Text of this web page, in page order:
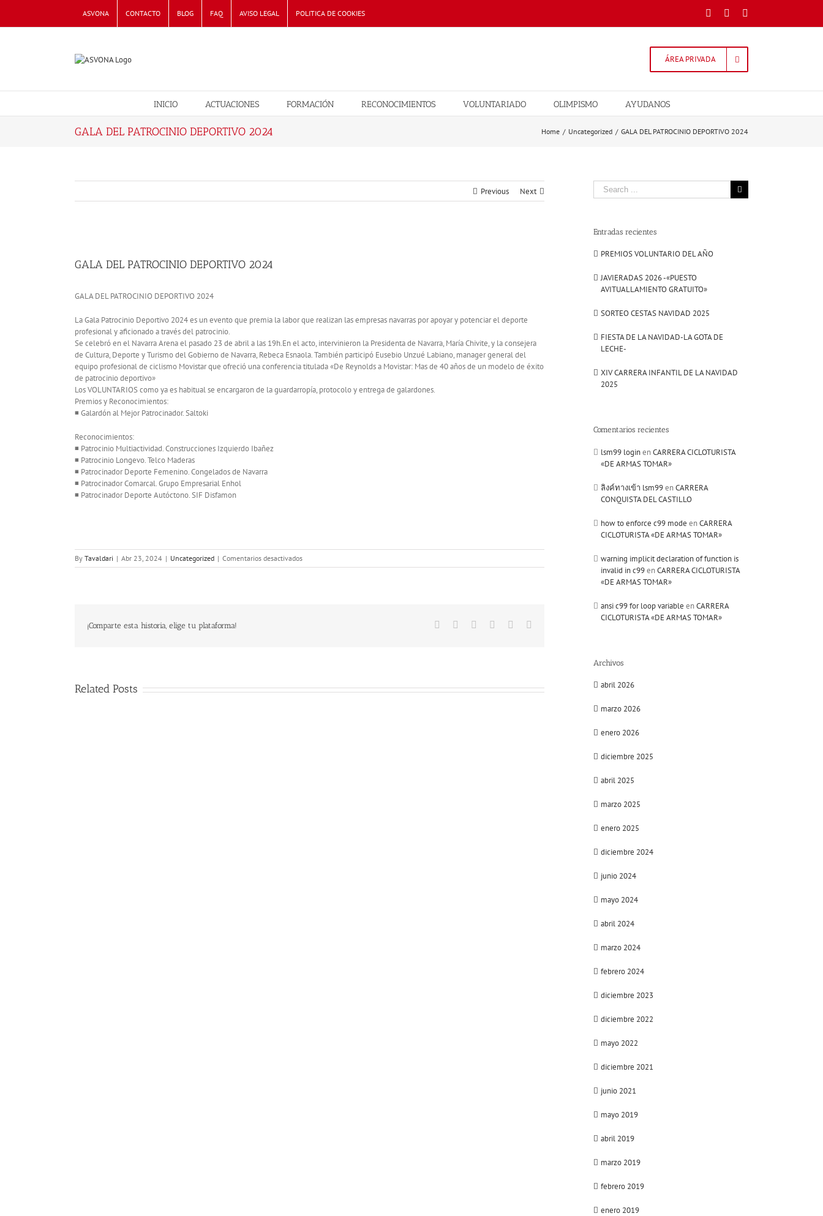
content
ASVONA CONTACTO BLOG FAQ AVISO LEGAL POLITICA DE COOKIES Facebook
Twitter
ÁREA PRIVADA
INICIO ACTUACIONES FORMACIÓN RECONOCIMIENTOS VOLUNTARIADO OLIMPISMO AYUDANOS
GALA DEL PATROCINIO DEPORTIVO 2024 Home / Uncategorized / GALA DEL PATROCINIO DEPORTIVO 2024
Previous Next
Image
GALA DEL PATROCINIO DEPORTIVO 2024
GALA DEL PATROCINIO DEPORTIVO 2024
La Gala Patrocinio Deportivo 2024 es un evento que premia la labor que realizan las empresas navarras por apoyar y potenciar el deporte
profesional y aficionado a través del patrocinio.
Se celebró en el Navarra Arena el pasado 23 de abril a las 19h.En el acto, intervinieron la Presidenta de Navarra, María Chivite, y la consejera
de Cultura, Deporte y Turismo del Gobierno de Navarra, Rebeca Esnaola. También participó Eusebio Unzué Labiano, manager general del
equipo profesional de ciclismo Movistar que ofreció una conferencia titulada «De Reynolds a Movistar: Mas de 40 años de un modelo de éxito
de patrocinio deportivo»
Los VOLUNTARIOS como ya es habitual se encargaron de la guardarropía, protocolo y entrega de galardones.
Premios y Reconocimientos:
◾ Galardón al Mejor Patrocinador. Saltoki
Reconocimientos:
◾ Patrocinio Multiactividad. Construcciones Izquierdo Ibañez
◾ Patrocinio Longevo. Telco Maderas
◾ Patrocinador Deporte Femenino. Congelados de Navarra
◾ Patrocinador Comarcal. Grupo Empresarial Enhol
◾ Patrocinador Deporte Autóctono. SIF Disfamon
By Tavaldari | Abr 23, 2024 | Uncategorized | Comentarios desactivadosen
GALA
¡Comparte esta historia, elige tu plataforma!
Facebook
TwitterLinkedInGoogle+Pinterest
Related Posts
Search
for:
Entradas recientes
PREMIOS VOLUNTARIO DEL AÑO
JAVIERADAS 2026 -«PUESTO
AVITUALLAMIENTO GRATUITO»
SORTEO CESTAS NAVIDAD 2025
FIESTA DE LA NAVIDAD-LA GOTA DE
LECHE-
XIV CARRERA INFANTIL DE LA NAVIDAD
2025
Comentarios recientes
lsm99 loginenCARRERA CICLOTURISTA
«DE ARMAS TOMAR»
ลิงค์ทางเข้า lsm99enCARRERA
CONQUISTA DEL CASTILLO
how to enforce c99 mode enCARRERA
CICLOTURISTA «DE ARMAS TOMAR»
warning implicit declaration of function is
invalid in c99enCARRERA CICLOTURISTA
«DE ARMAS TOMAR»
ansi c99 for loop variable enCARRERA
CICLOTURISTA «DE ARMAS TOMAR»
Archivos
abril 2026
marzo 2026
enero 2026
diciembre 2025
abril 2025
marzo 2025
enero 2025
diciembre 2024
junio 2024
mayo 2024
abril 2024
marzo 2024
febrero 2024
diciembre 2023
diciembre 2022
mayo 2022
diciembre 2021
junio 2021
mayo 2019
abril 2019
marzo 2019
febrero 2019
enero 2019